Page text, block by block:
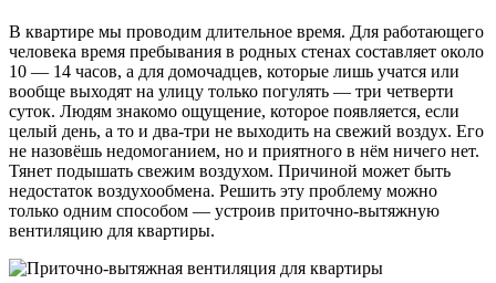
В квартире мы проводим длительное время. Для работающего
человека время пребывания в родных стенах составляет около
10 — 14 часов, а для домочадцев, которые лишь учатся или
вообще выходят на улицу только погулять — три четверти
суток. Людям знакомо ощущение, которое появляется, если
целый день, а то и два-три не выходить на свежий воздух. Его
не назовёшь недомоганием, но и приятного в нём ничего нет.
Тянет подышать свежим воздухом. Причиной может быть
недостаток воздухообмена. Решить эту проблему можно
только одним способом — устроив приточно-вытяжную
вентиляцию для квартиры.